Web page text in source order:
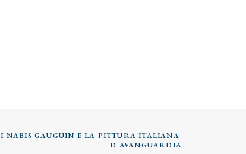
I NABIS GAUGUIN E LA PITTURA ITALIANA
D'AVANGUARDIA